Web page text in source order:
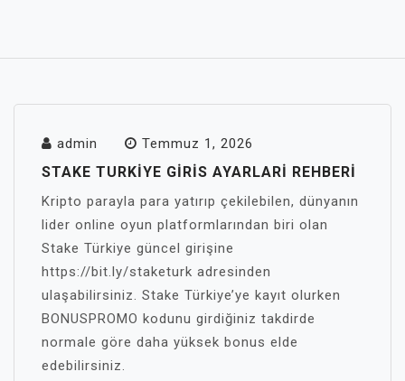
admin Temmuz 1, 2026
STAKE TURKIYE GIRIS AYARLARI REHBERI
Kripto parayla para yatırıp çekilebilen, dünyanın
lider online oyun platformlarından biri olan
Stake Türkiye güncel girişine
https://bit.ly/staketurk adresinden
ulaşabilirsiniz. Stake Türkiye’ye kayıt olurken
BONUSPROMO kodunu girdiğiniz takdirde
normale göre daha yüksek bonus elde
edebilirsiniz.